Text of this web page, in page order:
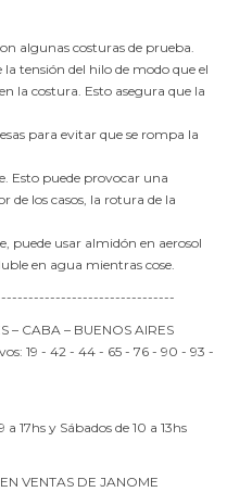
algunas costuras de prueba.
tensión del hilo de modo que el
la costura. Esto asegura que la
para evitar que se rompa la
Esto puede provocar una
de los casos, la rotura de la
puede usar almidón en aerosol
en agua mientras cose.
– CABA – BUENOS AIRES
19 - 42 - 44 - 65 - 76 - 90 - 93 -
17hs y Sábados de 10 a 13hs
VENTAS DE JANOME